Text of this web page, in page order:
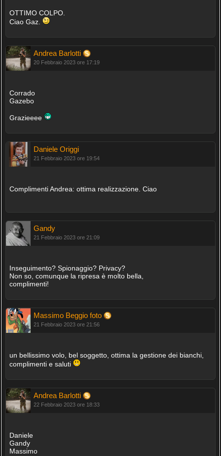
OTTIMO COLPO.
Ciao Gaz.
Andrea Barlotti
20 Febbraio 2023 ore 17:19
Corrado
Gazebo
Grazieeee
Daniele Origgi
21 Febbraio 2023 ore 19:54
Complimenti Andrea: ottima realizzazione. Ciao
Gandy
21 Febbraio 2023 ore 21:09
Inseguimento? Spionaggio? Privacy?
Non so, comunque la ripresa è molto bella,
complimenti!
Massimo Beggio foto
21 Febbraio 2023 ore 21:56
un bellissimo volo, bel soggetto, ottima la gestione dei bianchi,
complimenti e saluti
Andrea Barlotti
22 Febbraio 2023 ore 18:33
Daniele
Gandy
Massimo